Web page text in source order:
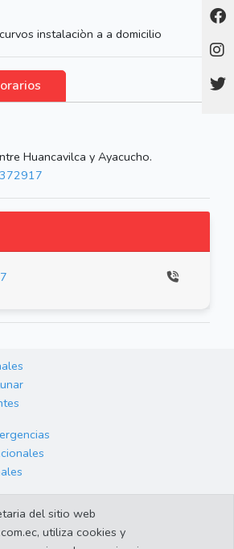
instalaciòn a a domicilio
Huancavilca y Ayacucho.
del sitio web
utiliza cookies y